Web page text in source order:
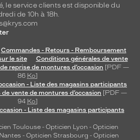
le service clients est disponible du
de 10h à 18h.
Commandes - Retours - Remboursement
le site
Conditions générales de vente
reprise de montures d’occasion [PDF —
86 Ko]
- Liste des magasins participants
vente de montures d’occasion [PDF —
94 Ko]
- Liste des magasins participants
Toulouse- Opticien Lyon - Opticien
- Opticien Strasbourg - Opticien